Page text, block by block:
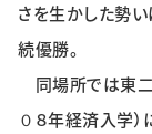
購読
学生記
さを生かした勢
続優勝。
同場所では東二
０８年経済入学